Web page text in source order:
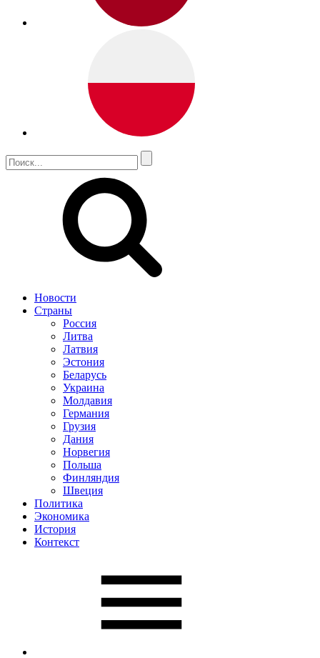
Новости
Страны
Россия
Литва
Латвия
Эстония
Беларусь
Украина
Молдавия
Германия
Грузия
Дания
Норвегия
Польша
Финляндия
Швеция
Политика
Экономика
История
Контекст